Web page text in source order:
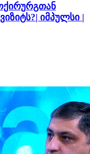
იმპულსი |